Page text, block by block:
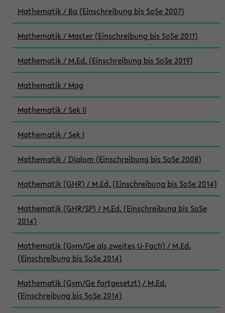
Mathematik / Ba (Einschreibung bis SoSe 2007)
Mathematik / Master (Einschreibung bis SoSe 2011)
Mathematik / M.Ed. (Einschreibung bis SoSe 2019)
Mathematik / Mag
Mathematik / Sek II
Mathematik / Sek I
Mathematik / Diplom (Einschreibung bis SoSe 2008)
Mathematik (GHR) / M.Ed. (Einschreibung bis SoSe 2014)
Mathematik (GHR/SP) / M.Ed. (Einschreibung bis SoSe
2014)
Mathematik (Gym/Ge als zweites U-Fach) / M.Ed.
(Einschreibung bis SoSe 2014)
Mathematik (Gym/Ge fortgesetzt) / M.Ed.
(Einschreibung bis SoSe 2014)